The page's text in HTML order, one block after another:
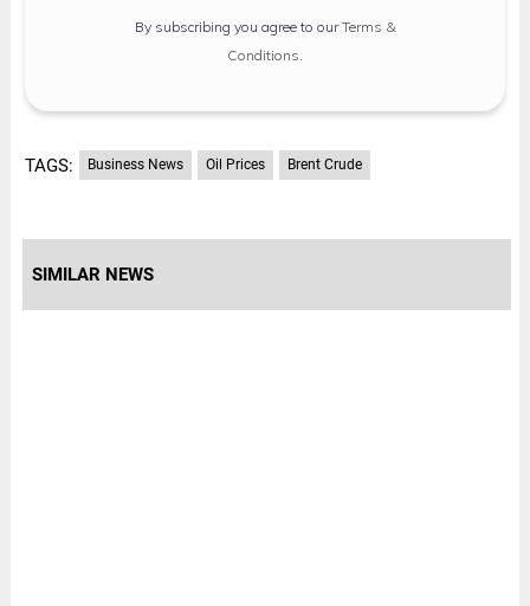
By subscribing you agree to ourTerms &
Conditions
TAGS: Business News Oil Prices Brent Crude
SIMILAR NEWS